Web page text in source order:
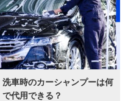
洗車時のカーシャンプーは何
で代用できる？